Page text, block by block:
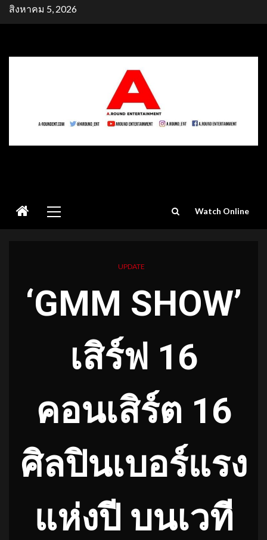
Skipสิงหาคม 5, 2026
Menu
Watch Online
UPDATE
‘GMM SHOW’
เสิร์ฟ 16
คอนเสิร์ต 16
ศิลปินเบอร์แรง
แห่งปี บนเวที